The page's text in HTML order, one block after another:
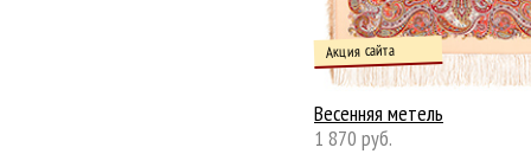
Весенняя метель
Акция сайта
1 870 руб.